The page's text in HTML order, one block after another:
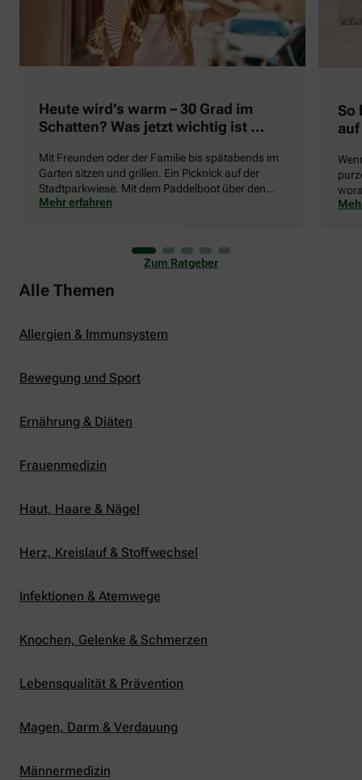
Heute wird’s warm – 30 Grad im
Schatten? Was jetzt wichtig ist …
Mit Freunden oder der Familie bis spätabends im
Garten sitzen und grillen. Ein Picknick auf der
Stadtparkwiese. Mit dem Paddelboot über den
See gleiten oder eine Radtour durch die blühende
er uns auch ganz schön zu schaffen. Wenn die
Temperaturen tagsüber auf mehr als 30 Grad
klettern und uns warme Tropennächte den Schlaf
rauben, sehnen wir uns oft nach einem
Mehr erfahren
So
die
Zum Ratgeber
Alle Themen
Allergien & Immunsystem
Bewegung und Sport
Ernährung & Diäten
Frauenmedizin
Haut, Haare & Nägel
Herz, Kreislauf & Stoffwechsel
Infektionen & Atemwege
Knochen, Gelenke & Schmerzen
Lebensqualität & Prävention
Magen, Darm & Verdauung
Männermedizin